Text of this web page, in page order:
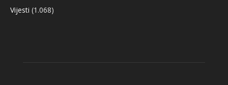
Vijesti (1.068)